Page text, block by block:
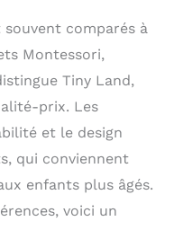
et de
pour naviguer
dans
de la
de votre
cette
cruciale. Idée
idéale : portez
de cadeau au
avec
souvent comparés à
Montessori,
Tiny Land,
prix. Les
et le design
qui conviennent
enfants plus âgés.
voici un